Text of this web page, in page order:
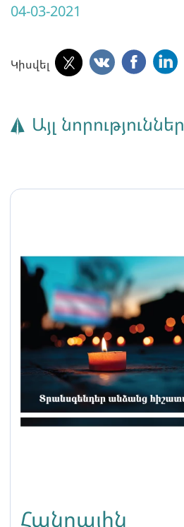
04-03-2021
Կիսվել
Այլ նորություններ
Հանրային